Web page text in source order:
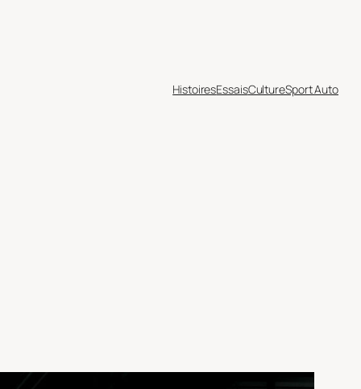
HistoiresEssaisCultureSport Auto